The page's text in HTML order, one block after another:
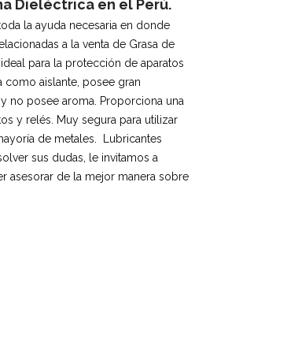
Dieléctrica en el Perú.
la ayuda necesaria en donde
a la venta de Grasa de
para la protección de aparatos
aislante, posee gran
no posee aroma. Proporciona una
y relés. Muy segura para utilizar
de metales. Lubricantes
sus dudas, le invitamos a
asesorar de la mejor manera sobre